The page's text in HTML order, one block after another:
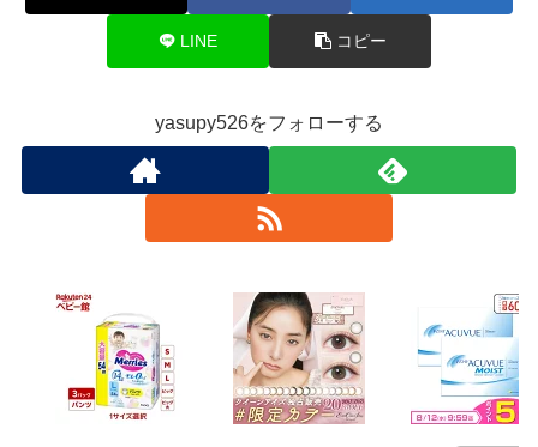
LINE コピー
yasupy526をフォローする